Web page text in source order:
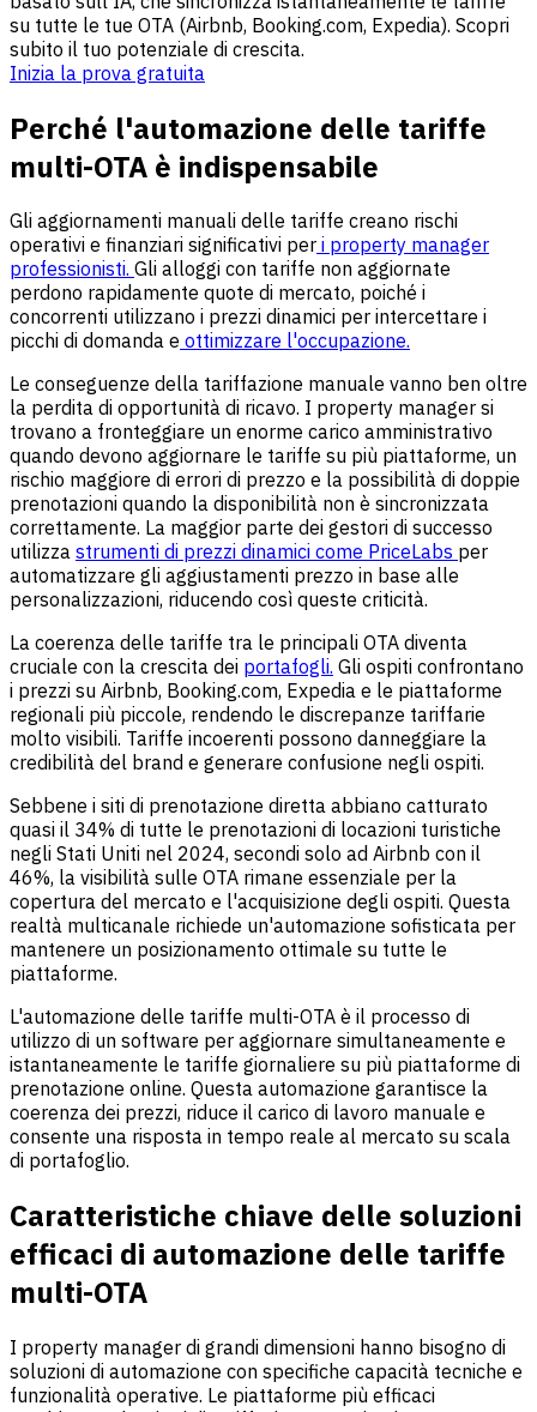
su tutte le tue OTA (Airbnb, Booking.com, Expedia). Scopri
subito il tuo potenziale di crescita.
Inizia la prova gratuita
Perché l'automazione delle tariffe
multi-OTA è indispensabile
Gli aggiornamenti manuali delle tariffe creano rischi
operativi e finanziari significativi per i property manager
professionisti. Gli alloggi con tariffe non aggiornate
perdono rapidamente quote di mercato, poiché i
concorrenti utilizzano i prezzi dinamici per intercettare i
picchi di domanda e ottimizzare l'occupazione.
Le conseguenze della tariffazione manuale vanno ben oltre
la perdita di opportunità di ricavo. I property manager si
trovano a fronteggiare un enorme carico amministrativo
quando devono aggiornare le tariffe su più piattaforme, un
rischio maggiore di errori di prezzo e la possibilità di doppie
prenotazioni quando la disponibilità non è sincronizzata
correttamente. La maggior parte dei gestori di successo
utilizza strumenti di prezzi dinamici come PriceLabs per
automatizzare gli aggiustamenti prezzo in base alle
personalizzazioni, riducendo così queste criticità.
La coerenza delle tariffe tra le principali OTA diventa
cruciale con la crescita dei portafogli. Gli ospiti confrontano
i prezzi su Airbnb, Booking.com, Expedia e le piattaforme
regionali più piccole, rendendo le discrepanze tariffarie
molto visibili. Tariffe incoerenti possono danneggiare la
credibilità del brand e generare confusione negli ospiti.
Sebbene i siti di prenotazione diretta abbiano catturato
quasi il 34% di tutte le prenotazioni di locazioni turistiche
negli Stati Uniti nel 2024, secondi solo ad Airbnb con il
46%, la visibilità sulle OTA rimane essenziale per la
copertura del mercato e l'acquisizione degli ospiti. Questa
realtà multicanale richiede un'automazione sofisticata per
mantenere un posizionamento ottimale su tutte le
piattaforme.
L'automazione delle tariffe multi-OTA è il processo di
utilizzo di un software per aggiornare simultaneamente e
istantaneamente le tariffe giornaliere su più piattaforme di
prenotazione online. Questa automazione garantisce la
coerenza dei prezzi, riduce il carico di lavoro manuale e
consente una risposta in tempo reale al mercato su scala
di portafoglio.
Caratteristiche chiave delle soluzioni
efficaci di automazione delle tariffe
multi-OTA
I property manager di grandi dimensioni hanno bisogno di
soluzioni di automazione con specifiche capacità tecniche e
funzionalità operative. Le piattaforme più efficaci